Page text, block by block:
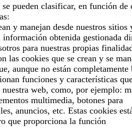
pueden clasificar, en función de
y manejan desde nuestros sitios
obtenida gestionada
para nuestras propias
las cookies que se crean y se
aunque no están completamente
funciones y características
web, como, por ejemplo:
multimedia, botones para
anuncios, etc. Estas cookies
que proporciona la función